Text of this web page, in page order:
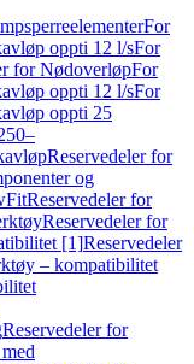
For
oppti 12 l/sFor
for NødoverløpFor
oppti 12 l/sFor
oppti 25
Reservedeler for
og
Reservedeler for
Reservedeler for
[1]Reservedeler
– kompatibilitet
Reservedeler for